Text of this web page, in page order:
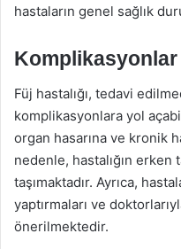
hastaların genel sağlık
Komplikasyonlar
Füj hastalığı, tedavi
komplikasyonlara yol
organ hasarına ve kronik
nedenle, hastalığın erken
taşımaktadır. Ayrıca,
yaptırmaları ve
önerilmektedir.